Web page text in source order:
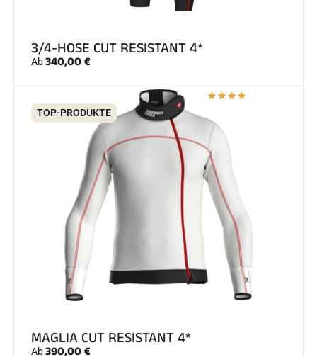
3/4-HOSE CUT RESISTANT 4*
Ab340,00 €
TOP-PRODUKTE
MAGLIA CUT RESISTANT 4*
Ab390,00 €